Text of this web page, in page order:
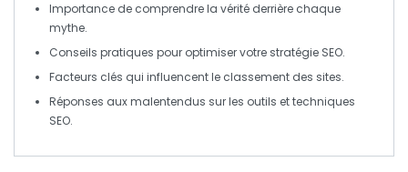
Importance de comprendre la vérité derrière chaque
mythe.
Conseils pratiques pour optimiser votre stratégie SEO.
Facteurs clés qui influencent le classement des sites.
Réponses auxmalentendus sur les outils et techniques
SEO.